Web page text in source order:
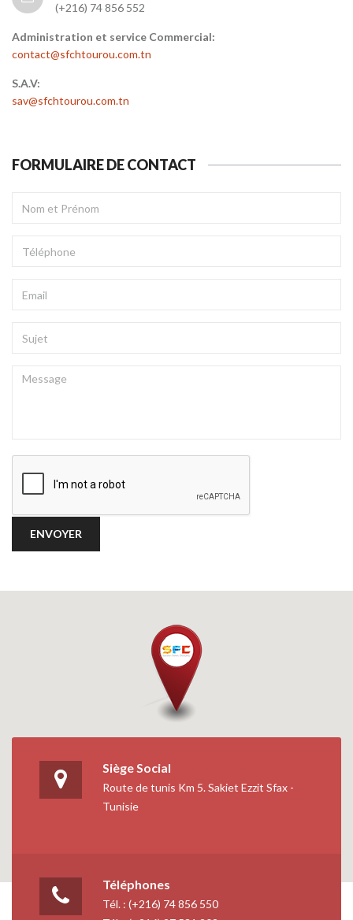
(+216) 74 856 552
Administration et service Commercial:
contact@sfchtourou.com.tn
S.A.V:
sav@sfchtourou.com.tn
FORMULAIRE DE CONTACT
Siège Social
Route de tunis Km 5. Sakiet Ezzit Sfax -
Tunisie
Téléphones
Tél. : (+216) 74 856 550